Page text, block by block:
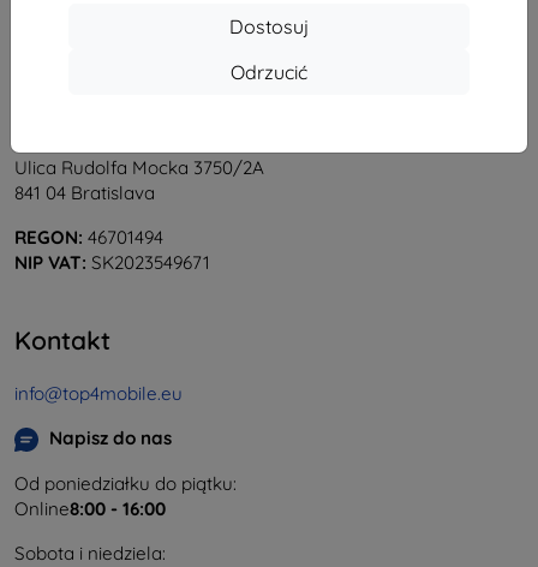
Dostosuj
Odrzucić
Ulica Rudolfa Mocka 3750/2A
841 04 Bratislava
REGON: 46701494
NIP VAT: SK2023549671
Kontakt
info@top4mobile.eu
Napisz do nas
Od poniedziałku do piątku:
Online8:00 - 16:00
Sobota i niedziela: